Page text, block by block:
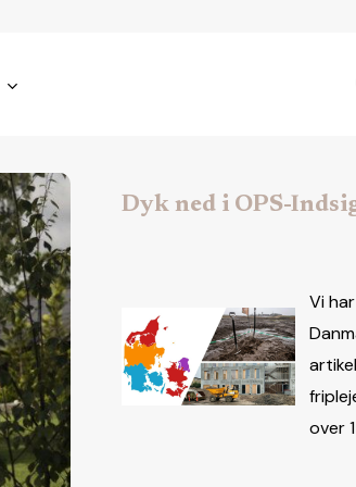
Dyk ned i OPS-
Vi
over